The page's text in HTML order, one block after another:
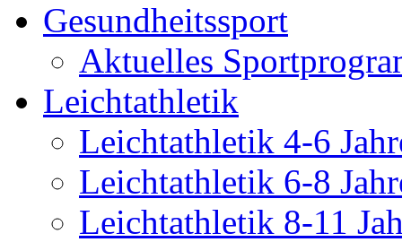
Gesundheitssport
Aktuelles
Leichtathletik
Leichtathletik 4-6
Leichtathletik 6-8
Leichtathletik 8-11